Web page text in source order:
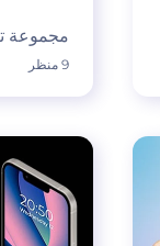
مجموعة
9 منظر